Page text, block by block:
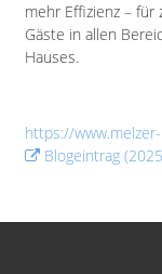
mehr Effizienz – für
Gäste in allen
Hauses.
https://
Blogeintrag